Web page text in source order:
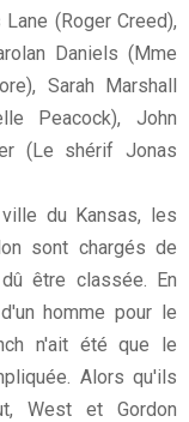
(Roger Creed),
Daniels (Mme
Sarah Marshall
Peacock), John
(Le shérif Jonas
du Kansas, les
sont chargés de
être classée. En
homme pour le
n'ait été que le
Alors qu'ils
West et Gordon